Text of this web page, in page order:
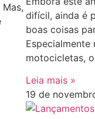
difícil, ainda é
boas coisas
Especialmente
motocicletas,
Leia mais »
19 de